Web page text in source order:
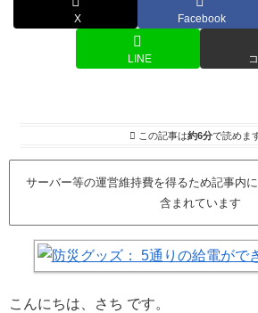
X Facebook
LINE
この記事は約6分で読めま
サーバー等の運営維持費を得るため記事内
含まれています
こんにちは、さち です。